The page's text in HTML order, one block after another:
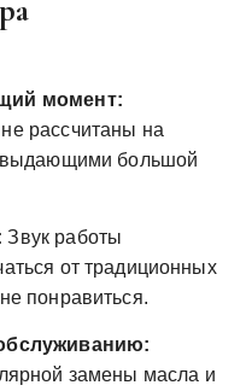
момент:
рассчитаны на
выдающими большой
Звук работы
от традиционных
понравиться.
замены масла и